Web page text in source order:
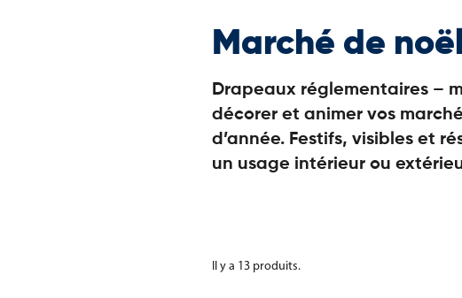
Marché de noël
Drapeaux réglementaires –
décorer et animer vos
d’année. Festifs, visibles et
un usage intérieur ou
Il y a 13 produits.